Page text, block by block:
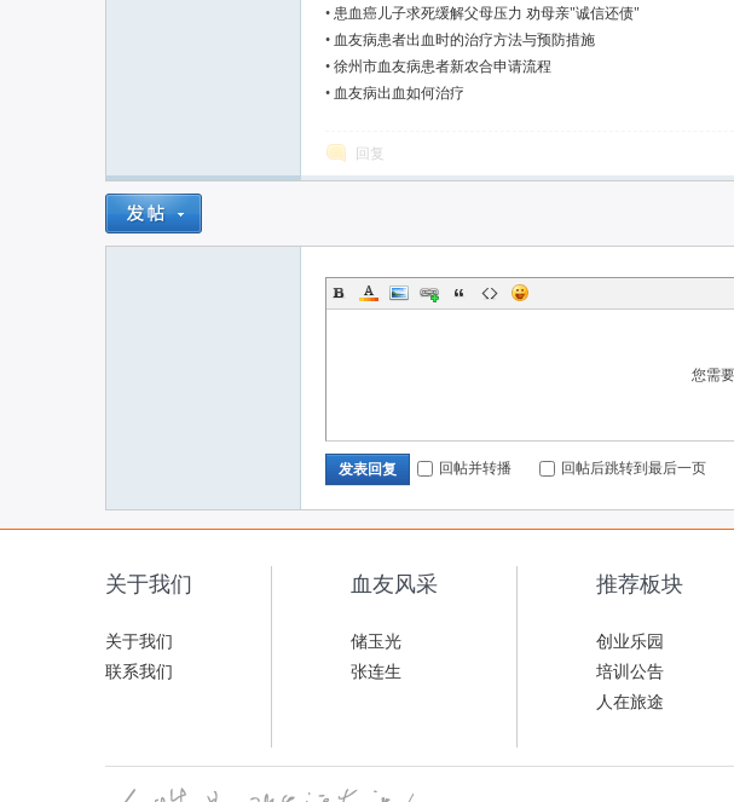
• 患血癌儿子求死缓解父母压力 劝母亲"诚信还债"
• 血友病患者出血时的治疗方法与预防措施
• 徐州市血友病患者新农合申请流程
• 血友病出血如何治疗
回复
您需
发表回复 回帖并转播 回帖后跳转到最后一页
关于我们
关于我们
联系我们
血友风采
储玉光
张连生
推荐板块
创业乐园
培训公告
人在旅途